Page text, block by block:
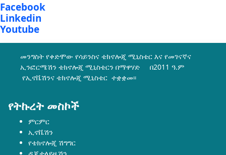
Facebook
Linkedin
Youtube
መንግስት የቀድሞው የሳይንስና ቴክኖሎጂ ሚኒስቴር እና የመገናኛና
ኢንፎርሜሽን ቴክኖሎጂ ሚኒስቴርን በማዋሃድ በ2011 ዓ.ም
የኢኖቬሽንና ቴክኖሎጂ ሚኒስቴር ተቋቋመ፡፡
የትኩረት መስኮች
ምርምር
ኢኖቬሽን
የቴክኖሎጂ ሽግግር